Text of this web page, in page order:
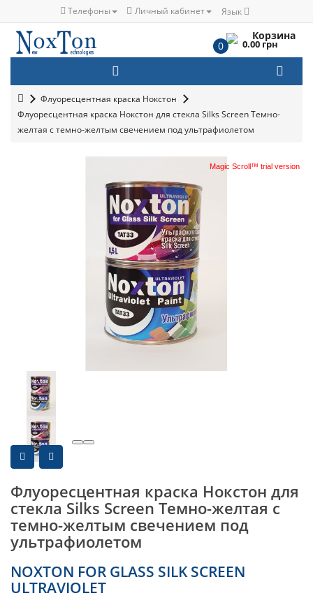
Телефоны Личный кабинет Язык
Корзина
0 0.00 грн
Флуоресцентная краска Нокстон
Флуоресцентная краска Нокстон для стекла Silks Screen Темно-
желтая с темно-желтым свечением под ультрафиолетом
Magic Scroll™ trial version
Флуоресцентная краска Нокстон для
стекла Silks Screen Темно-желтая с
темно-желтым свечением под
ультрафиолетом
NOXTON FOR GLASS SILK SCREEN
ULTRAVIOLET